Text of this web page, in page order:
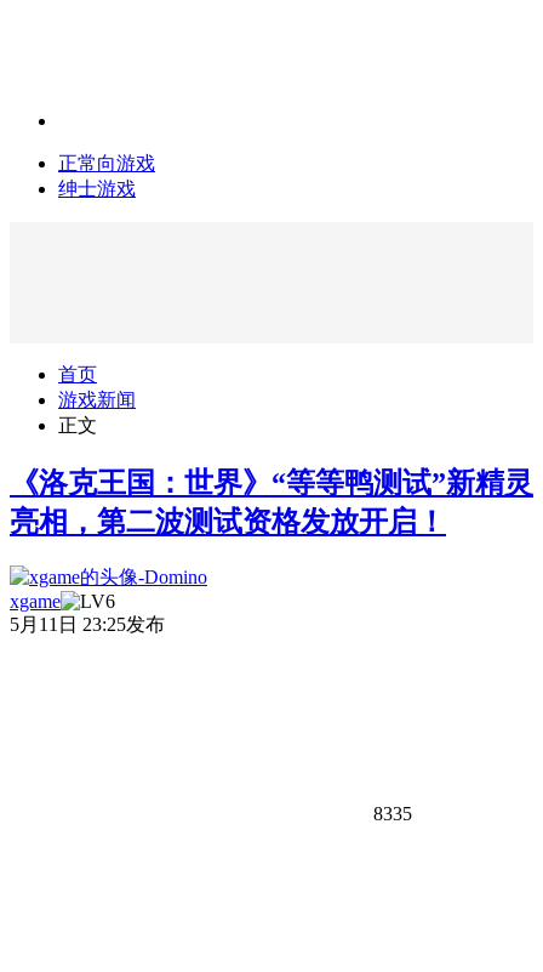
正常向游戏
绅士游戏
首页
游戏新闻
正文
《洛克王国：世界》“等等鸭测试”新精灵
亮相，第二波测试资格发放开启！
xgame
5月11日 23:25发布
8335